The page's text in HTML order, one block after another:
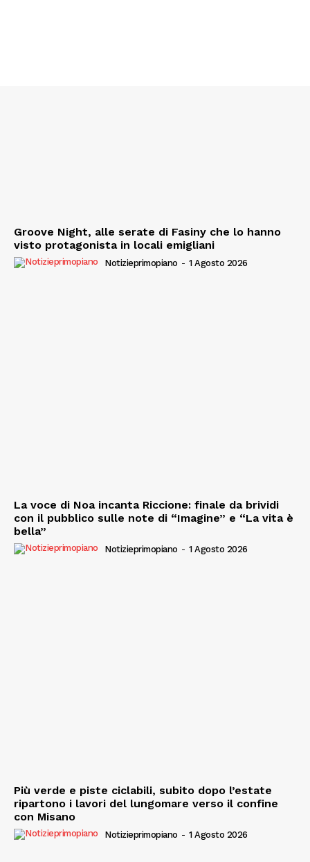
Groove Night, alle serate di Fasiny che lo hanno
visto protagonista in locali emigliani
Notizieprimopiano - 1 Agosto 2026
La voce di Noa incanta Riccione: finale da brividi
con il pubblico sulle note di “Imagine” e “La vita è
bella”
Notizieprimopiano - 1 Agosto 2026
Più verde e piste ciclabili, subito dopo l’estate
ripartono i lavori del lungomare verso il confine
con Misano
Notizieprimopiano - 1 Agosto 2026